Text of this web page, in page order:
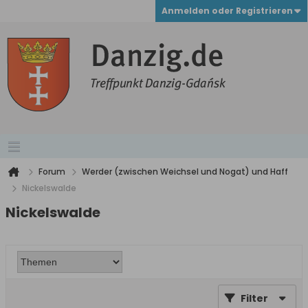
Anmelden oder Registrieren
Forum
Werder (zwischen Weichsel und Nogat) und Haff
Nickelswalde
Nickelswalde
Filter